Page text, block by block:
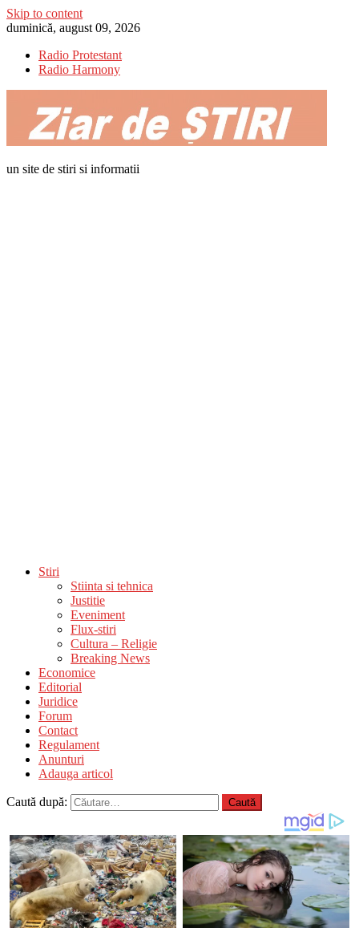
Skip to content
duminică, august 09, 2026
Radio Protestant
Radio Harmony
un site de stiri si informatii
Stiri
Stiinta si tehnica
Justitie
Eveniment
Flux-stiri
Cultura – Religie
Breaking News
Economice
Editorial
Juridice
Forum
Contact
Regulament
Anunturi
Adauga articol
Caută după: